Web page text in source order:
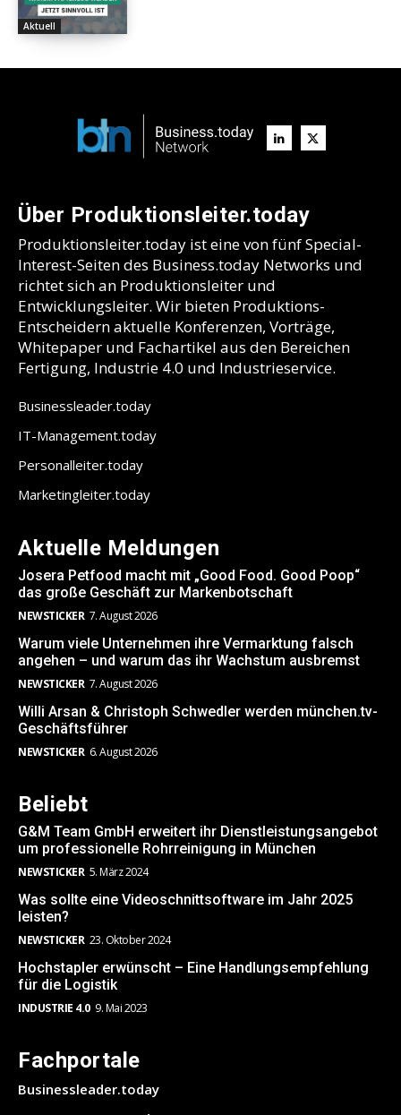
Aktuell
Über Produktionsleiter.today
Produktionsleiter.today ist eine von fünf Special-
Interest-Seiten des Business.today Networks und
richtet sich an Produktionsleiter und
Entwicklungsleiter. Wir bieten Produktions-
Entscheidern aktuelle Konferenzen, Vorträge,
Whitepaper und Fachartikel aus den Bereichen
Fertigung, Industrie 4.0 und Industrieservice.
Businessleader.today
IT-Management.today
Personalleiter.today
Marketingleiter.today
Aktuelle Meldungen
Josera Petfood macht mit „Good Food. Good Poop“
das große Geschäft zur Markenbotschaft
NEWSTICKER 7. August 2026
Warum viele Unternehmen ihre Vermarktung falsch
angehen – und warum das ihr Wachstum ausbremst
NEWSTICKER 7. August 2026
Willi Arsan & Christoph Schwedler werden münchen.tv-
Geschäftsführer
NEWSTICKER 6. August 2026
Beliebt
G&M Team GmbH erweitert ihr Dienstleistungsangebot
um professionelle Rohrreinigung in München
NEWSTICKER 5. März 2024
Was sollte eine Videoschnittsoftware im Jahr 2025
leisten?
NEWSTICKER 23. Oktober 2024
Hochstapler erwünscht – Eine Handlungsempfehlung
für die Logistik
INDUSTRIE 4.0 9. Mai 2023
Fachportale
Businessleader.today